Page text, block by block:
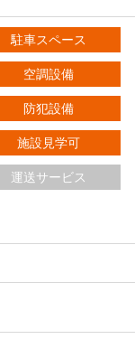
駐車スペース
空調設備
防犯設備
施設見学可
運送サービス